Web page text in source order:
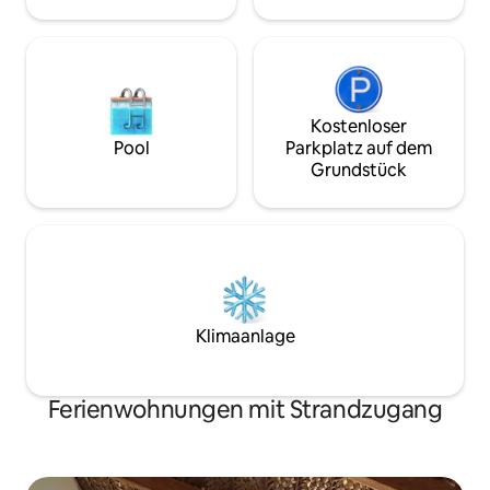
Pool
Kostenloser
Parkplatz auf dem
Grundstück
Klimaanlage
Ferienwohnungen mit Strandzugang